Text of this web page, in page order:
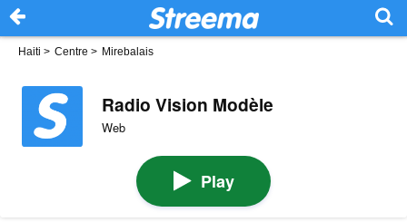
Haiti > Centre > Mirebalais
Radio Vision Modèle
Web
Play